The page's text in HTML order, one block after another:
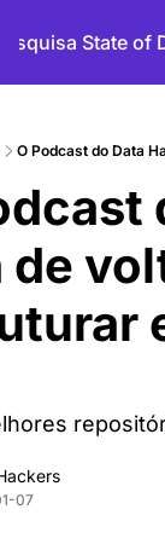
State of
O Podcast do Data
de
07